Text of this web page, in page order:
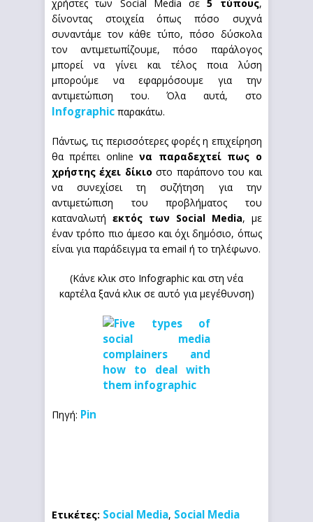
χρήστες των Social Media σε5 τύπους,
δίνοντας στοιχεία όπως πόσο συχνά
συναντάμε τον κάθε τύπο, πόσο δύσκολα
τον αντιμετωπίζουμε, πόσο παράλογος
μπορεί να γίνει και τέλος ποια λύση
μπορούμε να εφαρμόσουμε για την
αντιμετώπιση του. Όλα αυτά, στο
Infographic παρακάτω.
Πάντως, τις περισσότερες φορές η επιχείρηση
θα πρέπει onlineνα παραδεχτεί πως ο
χρήστης έχει δίκιο στο παράπονο του και
να συνεχίσει τη συζήτηση για την
αντιμετώπιση του προβλήματος του
καταναλωτή εκτός των Social Media, με
έναν τρόπο πιο άμεσο και όχι δημόσιο, όπως
είναι για παράδειγμα τα email ή το τηλέφωνο.
(Κάνε κλικ στο Infographic και στη νέα
καρτέλα ξανά κλικ σε αυτό για μεγέθυνση)
Πηγή: Pin
Ετικέτες: Social Media, Social Media